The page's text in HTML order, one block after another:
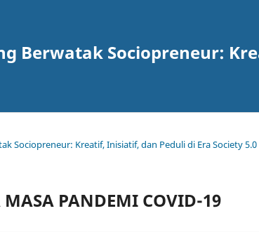
Berwatak Sociopreneur:
Sociopreneur: Kreatif, Inisiatif, dan Peduli di Era Society 5.0
MASA PANDEMI COVID-19